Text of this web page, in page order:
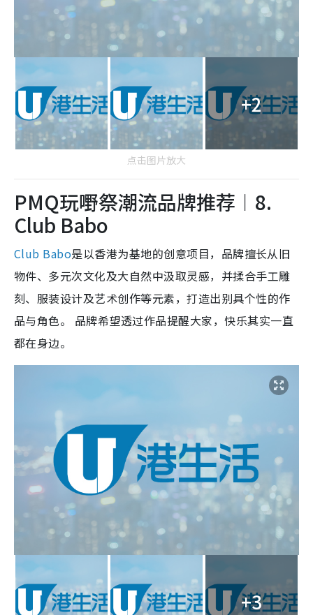
+2
点击图片放大
PMQ玩嘢祭潮流品牌推荐︱8.
Club Babo
Club Babo是以香港为基地的创意项目，品牌擅长从旧
物件、多元次文化及大自然中汲取灵感，并揉合手工雕
刻、服装设计及艺术创作等元素，打造出别具个性的作
品与角色。 品牌希望透过作品提醒大家，快乐其实一直
都在身边。
+3